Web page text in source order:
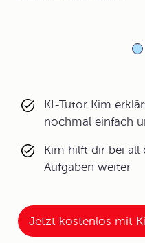
KI-Tutor Kim
nochmal einfach
Kim hilft dir bei all
Aufgaben weiter
Jetzt kostenlos mit